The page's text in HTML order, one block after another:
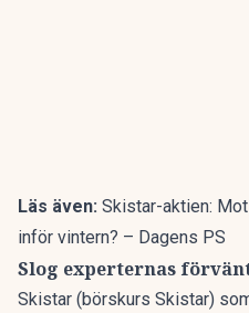
Läs även: Skistar-aktien:
inför vintern? – Dagens PS
Slog experternas
Skistar (börskurs Skistar)